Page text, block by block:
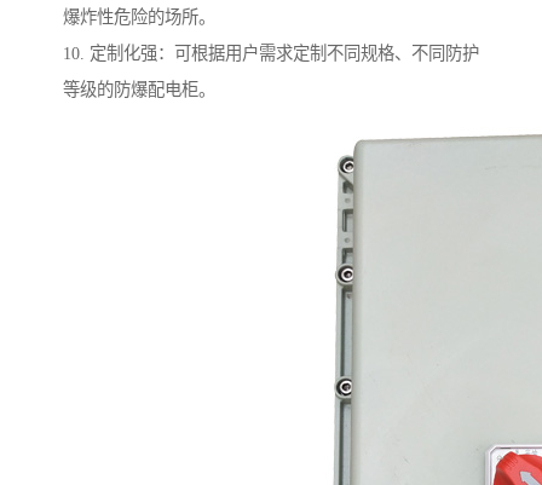
爆炸性危险的场所。
10. 定制化强：可根据用户需求定制不同规格、不同防护
等级的防爆配电柜。